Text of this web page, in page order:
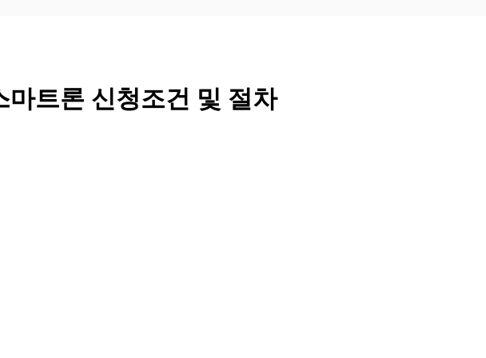
마트론 신청조건 및 절차